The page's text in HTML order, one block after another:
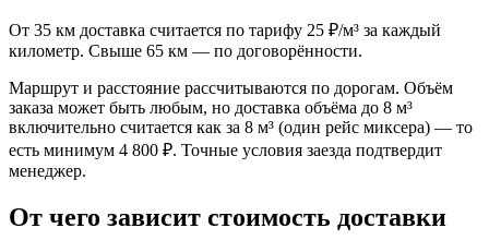
От 35 км доставка считается по тарифу 25 ₽/м³ за каждый
километр. Свыше 65 км — по договорённости.
Маршрут и расстояние рассчитываются по дорогам. Объём
заказа может быть любым, но доставка объёма до 8 м³
включительно считается как за 8 м³ (один рейс миксера) — то
есть минимум 4 800 ₽. Точные условия заезда подтвердит
менеджер.
От чего зависит стоимость доставки